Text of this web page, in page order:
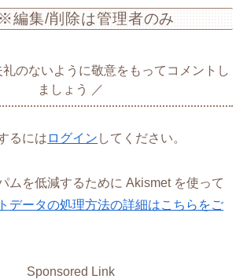
編集/削除は管理者のみ
のないように敬意をもってコメントし
ましょう
るには ログイン してください。
ムを低減するために Akismet を使って
データの処理方法の詳細はこちらをご
Sponsored Link